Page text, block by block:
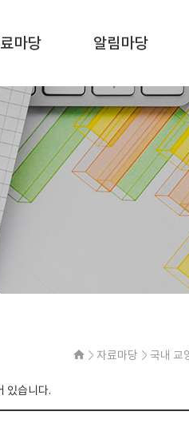
마당 알림마당
자료마당 국내 교
있습니다.